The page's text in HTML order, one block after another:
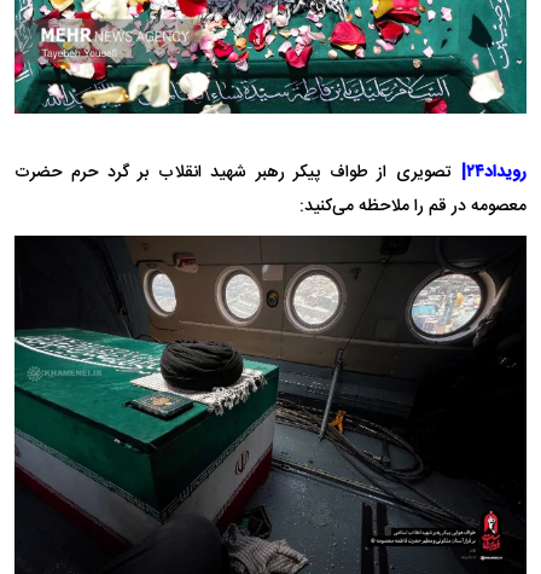
رویداد۲۴|
تصویری از طواف پیکر رهبر شهید انقلاب بر گرد حرم حضرت
معصومه در قم را ملاحظه می‌کنید: